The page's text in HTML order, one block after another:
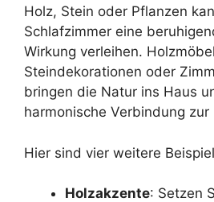
Holz, Stein oder Pflanzen
Schlafzimmer eine
Wirkung verleihen.
Steindekorationen oder
bringen die Natur ins Haus
harmonische Verbindung zur
Hier sind vier weitere
Holzakzente: Setzen